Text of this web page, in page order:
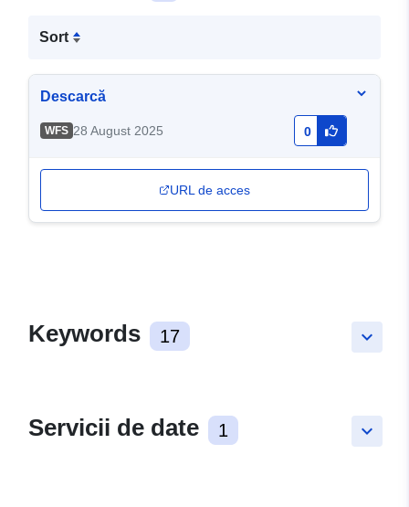
Sort
Descarcă
WFS 28 August 2025 0
URL de acces
keyboard_arrow_down
Keywords 17
keyboard_arrow_down
Servicii de date 1